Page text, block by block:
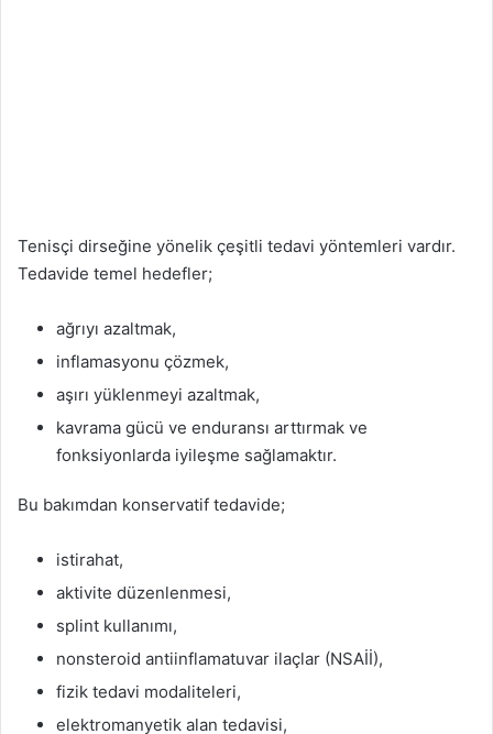
Tenisçi dirseğine yönelik çeşitli tedavi yöntemleri vardır.
Tedavide temel hedefler;
ağrıyı azaltmak,
inflamasyonu çözmek,
aşırı yüklenmeyi azaltmak,
kavrama gücü ve enduransı arttırmak ve
fonksiyonlarda iyileşme sağlamaktır.
Bu bakımdan konservatif tedavide;
istirahat,
aktivite düzenlenmesi,
splint kullanımı,
nonsteroid antiinflamatuvar ilaçlar (NSAİİ),
fizik tedavi modaliteleri,
elektromanyetik alan tedavisi,